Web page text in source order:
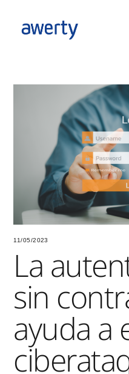
content
11/05/2023
La
sin
ayuda a